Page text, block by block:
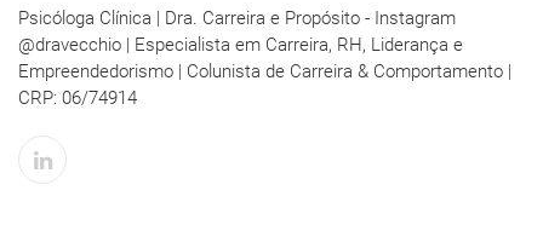
Psicóloga Clínica | Dra. Carreira e Propósito - Instagram
@dravecchio | Especialista em Carreira, RH, Liderança e
Empreendedorismo | Colunista de Carreira & Comportamento |
CRP: 06/74914